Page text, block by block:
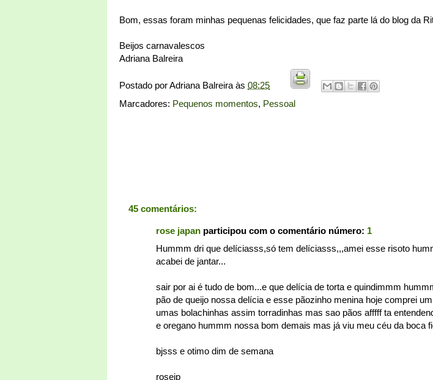
Bom, essas foram minhas pequenas felicidades, que faz parte lá do blog da
Beijos carnavalescos
Adriana Balreira
Postado porAdriana Balreira às 08:25
Marcadores: Pequenos momentos, Pessoal
45 comentários:
rose japan participou com o comentário número: 1
Hummm dri que delíciasss,só tem delíciasss,,,amei esse risoto
acabei de jantar...
sair por ai é tudo de bom...e que delícia de torta e quindimmm
pão de queijo nossa delícia e esse pãozinho menina hoje comprei
umas bolachinhas assim torradinhas mas sao pãos afffff ta
e oregano hummm nossa bom demais mas já viu meu céu da boca
bjsss e otimo dim de semana
rosejp